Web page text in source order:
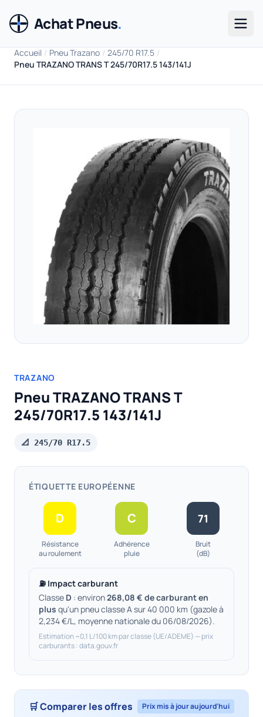
Achat Pneus.
Accueil / Pneu Trazano / 245/70 R17.5 /
Pneu TRAZANO TRANS T 245/70R17.5 143/141J
TRAZANO
Pneu TRAZANO TRANS T
245/70R17.5 143/141J
📐 245/70 R17.5
ÉTIQUETTE EUROPÉENNE
D
Résistance
au roulement
C
Adhérence
pluie
71
Bruit
(dB)
⛽ Impact carburant
Classe D : environ268,08 € de carburant en
plus qu'un pneu classe A sur 40 000 km (gazole à
2,234 €/L, moyenne nationale du 06/08/2026).
Estimation ~0,1 L/100 km par classe (UE/ADEME) — prix
carburants : data.gouv.fr
🛒 Comparer les offres Prix mis à jour aujourd'hui